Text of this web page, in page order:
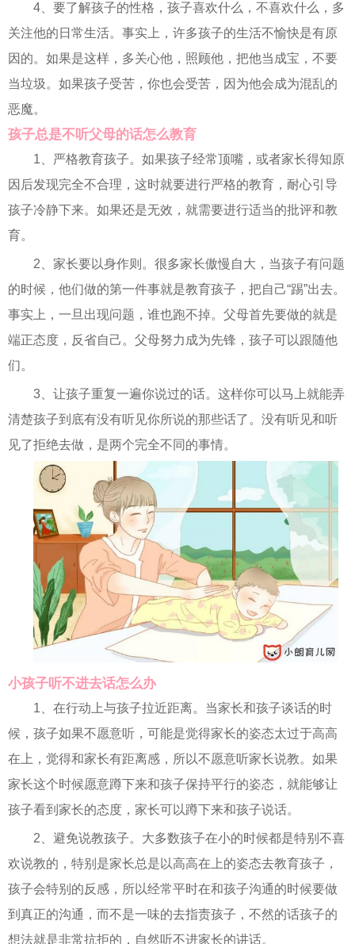
4、要了解孩子的性格，孩子喜欢什么，不喜欢什么，多
关注他的日常生活。事实上，许多孩子的生活不愉快是有原
因的。如果是这样，多关心他，照顾他，把他当成宝，不要
当垃圾。如果孩子受苦，你也会受苦，因为他会成为混乱的
恶魔。
孩子总是不听父母的话怎么教育
1、严格教育孩子。如果孩子经常顶嘴，或者家长得知原
因后发现完全不合理，这时就要进行严格的教育，耐心引导
孩子冷静下来。如果还是无效，就需要进行适当的批评和教
育。
2、家长要以身作则。很多家长傲慢自大，当孩子有问题
的时候，他们做的第一件事就是教育孩子，把自己“踢”出去。
事实上，一旦出现问题，谁也跑不掉。父母首先要做的就是
端正态度，反省自己。父母努力成为先锋，孩子可以跟随他
们。
3、让孩子重复一遍你说过的话。这样你可以马上就能弄
清楚孩子到底有没有听见你所说的那些话了。没有听见和听
见了拒绝去做，是两个完全不同的事情。
小孩子听不进去话怎么办
1、在行动上与孩子拉近距离。当家长和孩子谈话的时
候，孩子如果不愿意听，可能是觉得家长的姿态太过于高高
在上，觉得和家长有距离感，所以不愿意听家长说教。如果
家长这个时候愿意蹲下来和孩子保持平行的姿态，就能够让
孩子看到家长的态度，家长可以蹲下来和孩子说话。
2、避免说教孩子。大多数孩子在小的时候都是特别不喜
欢说教的，特别是家长总是以高高在上的姿态去教育孩子，
孩子会特别的反感，所以经常平时在和孩子沟通的时候要做
到真正的沟通，而不是一味的去指责孩子，不然的话孩子的
想法就是非常抗拒的，自然听不进家长的讲话。